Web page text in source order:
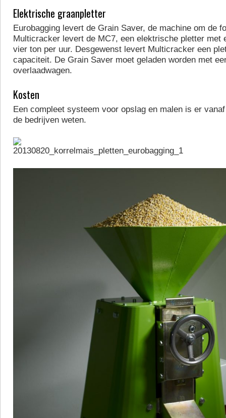
Elektrische graanpletter
Eurobagging levert de Grain Saver, de machine om de
Multicracker levert de MC7, een elektrische pletter met
vier ton per uur. Desgewenst levert Multicracker een
capaciteit. De Grain Saver moet geladen worden met
overlaadwagen.
Kosten
Een compleet systeem voor opslag en malen is er
de bedrijven weten.